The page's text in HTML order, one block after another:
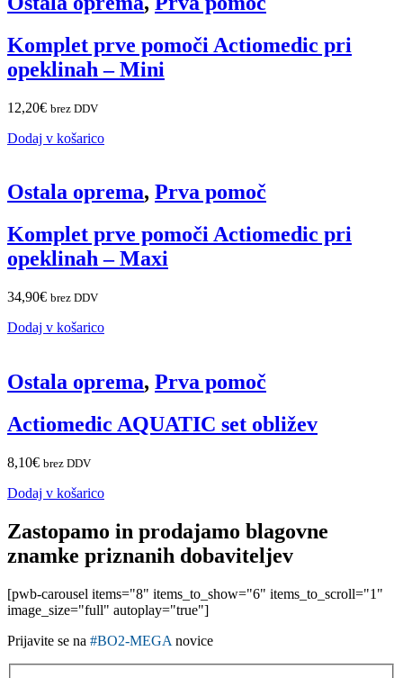
Komplet prve pomoči Actiomedic pri
opeklinah – Mini
12,20€ brez DDV
Dodaj v košarico
Ostala oprema, Prva pomoč
Komplet prve pomoči Actiomedic pri
opeklinah – Maxi
34,90€ brez DDV
Dodaj v košarico
Ostala oprema, Prva pomoč
Actiomedic AQUATIC set obližev
8,10€ brez DDV
Dodaj v košarico
Zastopamo in prodajamo blagovne
znamke priznanih dobaviteljev
[pwb-carousel items="8" items_to_show="6" items_to_scroll="1"
image_size="full" autoplay="true"]
Prijavite se na #BO2-MEGA novice